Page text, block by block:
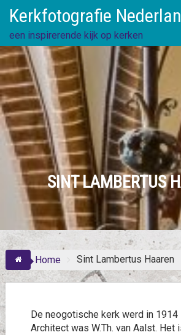
content
Kerkfotografie
een inspirerende kijk op kerken
SINT LAMBERTUS
Home Sint Lambertus Haaren
De neogotische kerk werd in 1914
Architect was W.Th. van Aalst. Het